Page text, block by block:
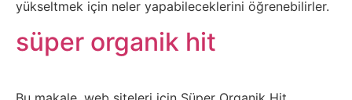
Dokümanlar
yükseltmek için neler yapabileceklerini öğrenebilirler.
süper organik hit